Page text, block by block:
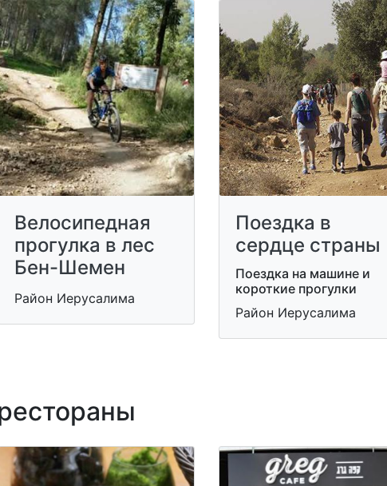
Велосипедная
прогулка в лес
Бен-Шемен
Район Иерусалима
Поездка в
сердце страны
Поездка на машине и
короткие прогулки
Район Иерусалима